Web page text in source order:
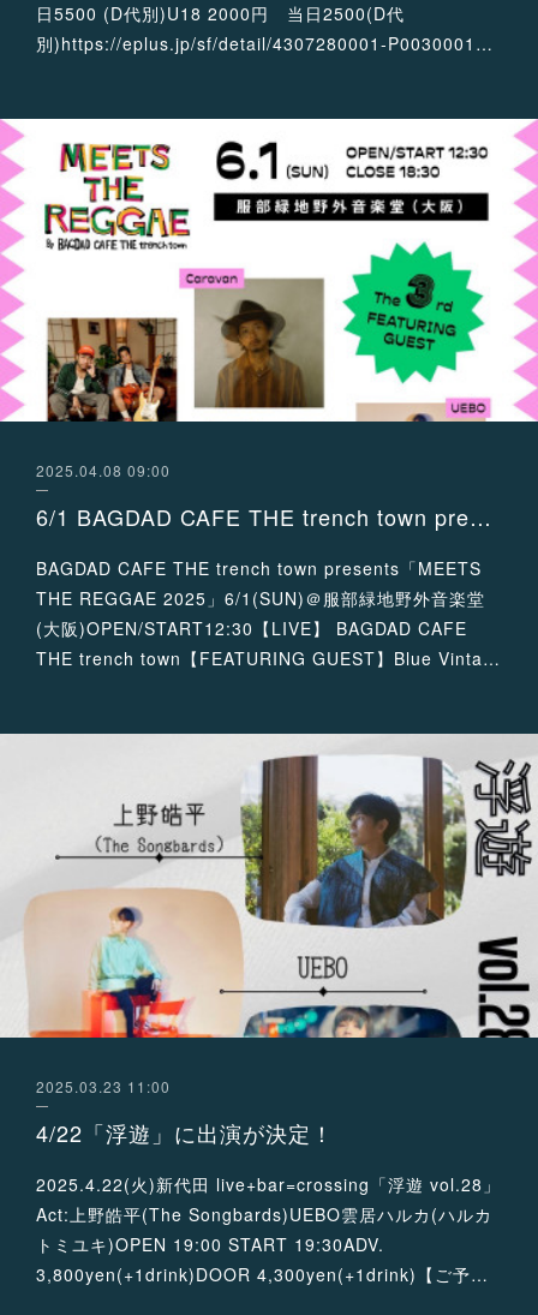
日5500 (D代別)U18 2000円 当日2500(D代
別)https://eplus.jp/sf/detail/4307280001-P0030001…
2025.04.08 09:00
6/1 BAGDAD CAFE THE trench town presents 「MEETS THE REGGAE 2025」に出演が決定！
BAGDAD CAFE THE trench town presents「MEETS
THE REGGAE 2025」6/1(SUN)＠服部緑地野外音楽堂
(大阪)OPEN/START12:30【LIVE】 BAGDAD CAFE
THE trench town【FEATURING GUEST】Blue Vinta…
2025.03.23 11:00
4/22「浮遊」に出演が決定！
2025.4.22(火)新代田 live+bar=crossing「浮遊 vol.28」
Act:上野皓平(The Songbards)UEBO雲居ハルカ(ハルカ
トミユキ)OPEN 19:00 START 19:30ADV.
3,800yen(+1drink)DOOR 4,300yen(+1drink)【ご予…